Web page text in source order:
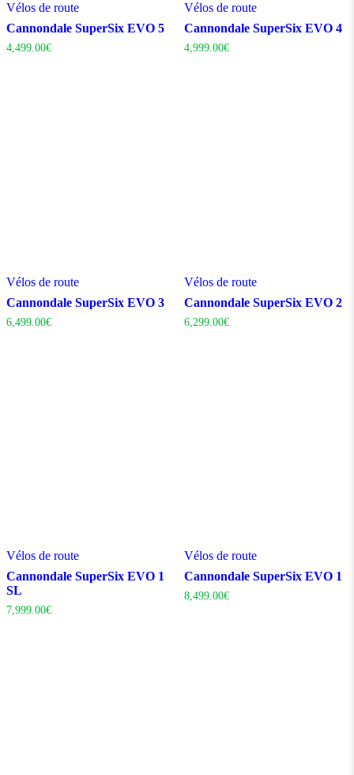
Vélos de route
Cannondale SuperSix EVO 5
4,499.00€
Vélos de route
Cannondale SuperSix EVO 4
4,999.00€
Vélos de route
Cannondale SuperSix EVO 3
6,499.00€
Vélos de route
Cannondale SuperSix EVO 2
6,299.00€
Vélos de route
Cannondale SuperSix EVO 1
SL
7,999.00€
Vélos de route
Cannondale SuperSix EVO 1
8,499.00€